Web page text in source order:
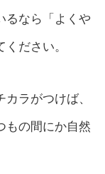
るなら「よくや
ださい。
ラがつけば、
もの間にか自然